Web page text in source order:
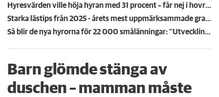
Hyresvärden ville höja hyran med 31 procent – får nej i hovrätten
Starka lästips från 2025 - årets mest uppmärksammade granskningar
Så blir de nya hyrorna för 22 000 smålänningar: ”Utvecklingen går åt rätt håll”
Barn glömde stänga av
duschen – mamman måste